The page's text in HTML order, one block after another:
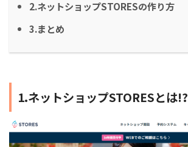
2.ネットショップSTORESの作り方
3.まとめ
1.ネットショップSTORESとは!?